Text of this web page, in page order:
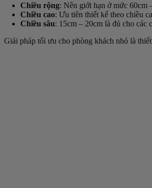
Chiều rộng: Nên giới hạn ở mức 60cm
Chiều cao: Ưu tiên thiết kế theo chiều
Chiều sâu: 15cm – 20cm là đủ cho các
Giải pháp tối ưu cho phòng khách nhỏ là